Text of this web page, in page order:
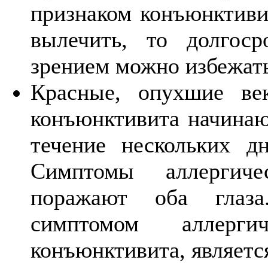
признаком
вылечить, то
зрением можно
Красные, опухшие
конъюнктивита
течение нескольких
Симптомы
поражают оба
симптомом
конъюнктивита,